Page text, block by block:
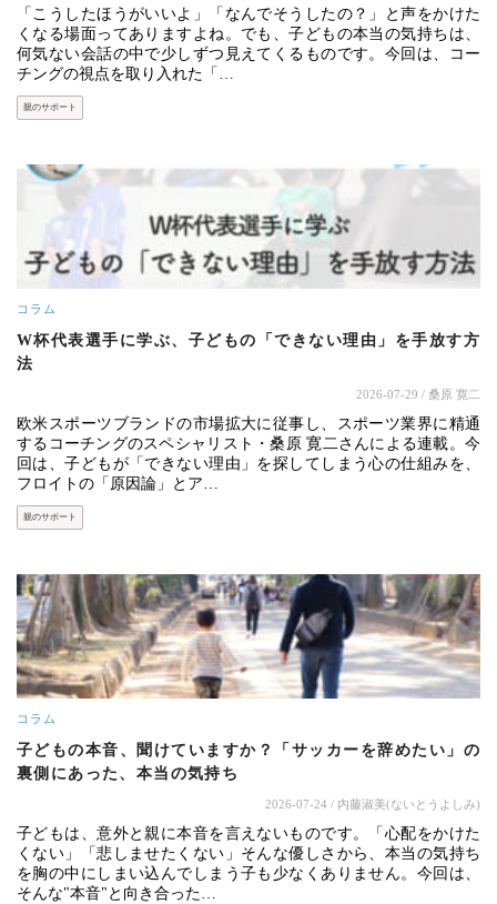
「こうしたほうがいいよ」「なんでそうしたの？」と声をかけた
くなる場面ってありますよね。でも、子どもの本当の気持ちは、
何気ない会話の中で少しずつ見えてくるものです。今回は、コー
チングの視点を取り入れた「…
親のサポート
コラム
W杯代表選手に学ぶ、子どもの「できない理由」を手放す方
法
2026-07-29 / 桑原 寛二
欧米スポーツブランドの市場拡大に従事し、スポーツ業界に精通
するコーチングのスペシャリスト・桑原 寛二さんによる連載。今
回は、子どもが「できない理由」を探してしまう心の仕組みを、
フロイトの「原因論」とア…
親のサポート
コラム
子どもの本音、聞けていますか？「サッカーを辞めたい」の
裏側にあった、本当の気持ち
2026-07-24 / 内藤淑美(ないとうよしみ)
子どもは、意外と親に本音を言えないものです。「心配をかけた
くない」「悲しませたくない」そんな優しさから、本当の気持ち
を胸の中にしまい込んでしまう子も少なくありません。今回は、
そんな"本音"と向き合った…